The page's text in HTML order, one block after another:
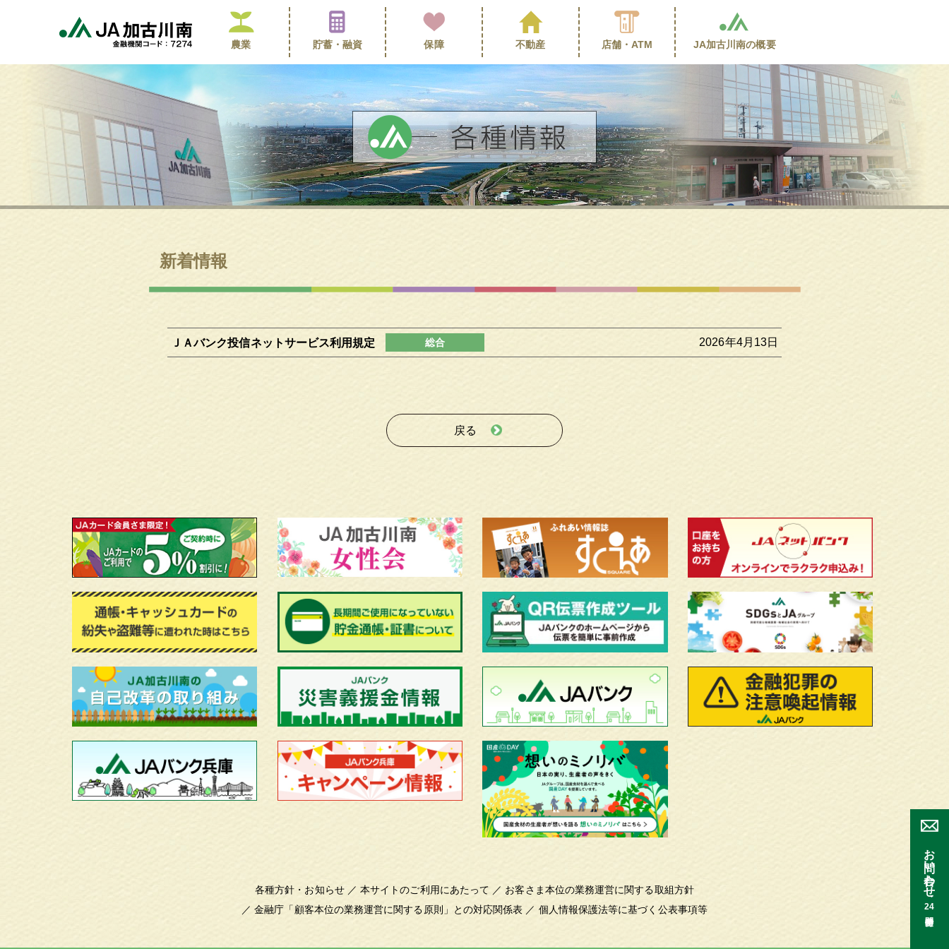
農業 貯蓄・ 融資 保障 不動産 店舗・ ATM JA加古川南の概要
新着情報
ＪＡバンク投信ネットサービス利用規定 2026年4月13日
戻る
お問い合わせ
24
各種方針・お知らせ ／本サイトのご利用にあたって ／ お客さま本位の業務運営に関する取組方針
／金融庁「顧客本位の業務運営に関する原則」との対応関係表 ／ 個人情報保護法等に基づく公表事項等